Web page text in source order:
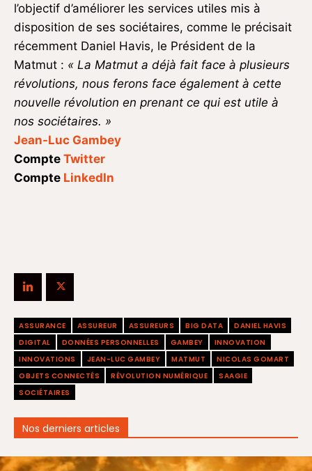
l’objectif d’améliorer les services utiles mis à
disposition de ses sociétaires, comme le précisait
récemment Daniel Havis, le Président de la
Matmut : « La Matmut a déjà fait face à plusieurs
révolutions, nous ferons face également à cette
nouvelle révolution en prenant ce qui est utile à
nos sociétaires. »
Jean-Luc Gambey
Compte Twitter
Compte LinkedIn
ASSURANCE ASSUREUR ASSUREURS BIG DATA
DANIEL HAVIS
DIGITAL
DONNÉES PERSONNELLES GAMBEY
INNOVATION
INNOVATIONS
JEAN-LUC GAMBEY MATMUT
NICOLAS GOMART
OBJETS CONNECTÉS
RÉVOLUTION NUMÉRIQUE
SAAGIE
SOCIÉTAIRES
Nos derniers articles